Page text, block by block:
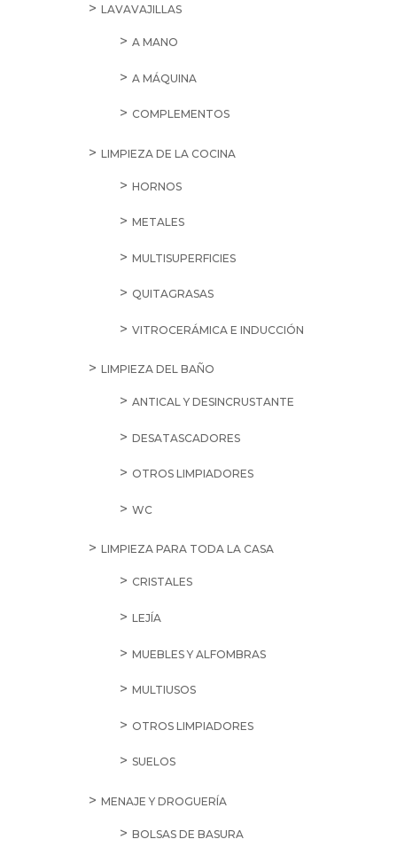
LAVAVAJILLAS
A MANO
A MÁQUINA
COMPLEMENTOS
LIMPIEZA DE LA COCINA
HORNOS
METALES
MULTISUPERFICIES
QUITAGRASAS
VITROCERÁMICA E INDUCCIÓN
LIMPIEZA DEL BAÑO
ANTICAL Y DESINCRUSTANTE
DESATASCADORES
OTROS LIMPIADORES
WC
LIMPIEZA PARA TODA LA CASA
CRISTALES
LEJÍA
MUEBLES Y ALFOMBRAS
MULTIUSOS
OTROS LIMPIADORES
SUELOS
MENAJE Y DROGUERÍA
BOLSAS DE BASURA